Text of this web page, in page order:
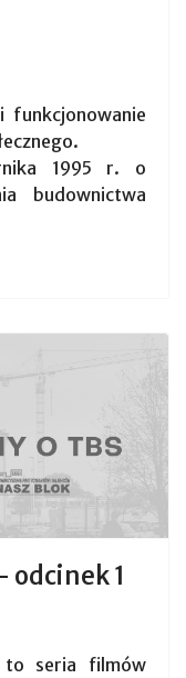
funkcjonowanie
1995 r. o
budownictwa
odcinek 1
to seria filmów